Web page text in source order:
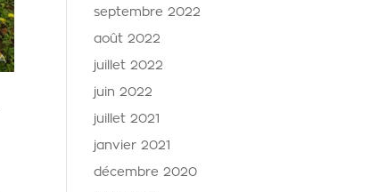
septembre 2022
août 2022
juillet 2022
juin 2022
juillet 2021
janvier 2021
décembre 2020